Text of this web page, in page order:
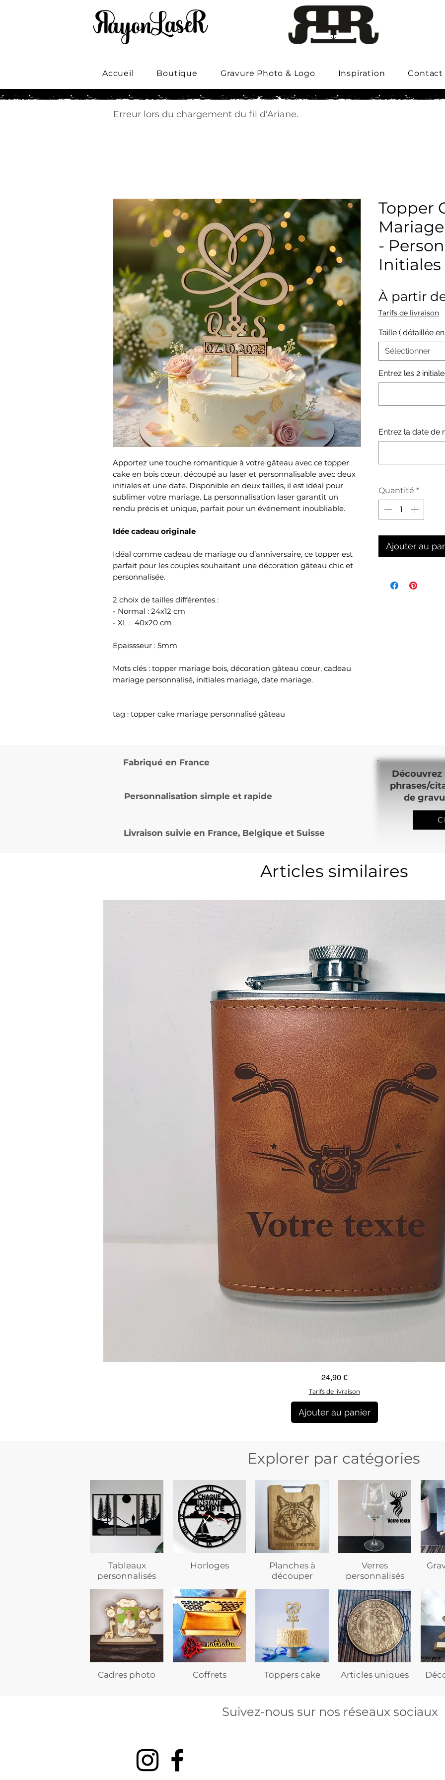
Accueil Boutique Gravure Photo & Logo Inspiration Contact
Erreur lors du chargement du fil d’Ariane.
Apportez une touche romantique à votre gâteau avec ce topper
cake en bois cœur, découpé au laser et personnalisable avec deux
initiales et une date. Disponible en deux tailles, il est idéal pour
sublimer votre mariage. La personnalisation laser garantit un
rendu précis et unique, parfait pour un événement inoubliable.
Idée cadeau originale
Idéal comme cadeau de mariage ou d’anniversaire, ce topper est
parfait pour les couples souhaitant une décoration gâteau chic et
personnalisée.
2 choix de tailles différentes :
- Normal : 24x12 cm
- XL : 40x20 cm
Epaissseur : 5mm
Mots clés : topper mariage bois, décoration gâteau cœur, cadeau
mariage personnalisé, initiales mariage, date mariage.
tag : topper cake mariage personnalisé gâteau
Topper
-
Initiales
À partir
Tarifs de livraison
Taille ( détaillée
Sélectionner
Entrez les 2
Entrez la date de
Quantité *
Ajouter au
Fabriqué en France
Personnalisation simple et rapide
Livraison suivie en France, Belgique et Suisse
phrases/
de
Articles similaires
Aperçu rapide
Prix
24,90 €
Tarifs de livraison
Ajouter au panier
Explorer par catégories
Tableaux
personnalisés
Horloges
Planches à
découper
Verres
personnalisés
Cadres photo Coffrets Toppers cake Articles uniques
Suivez-nous sur nos réseaux sociaux